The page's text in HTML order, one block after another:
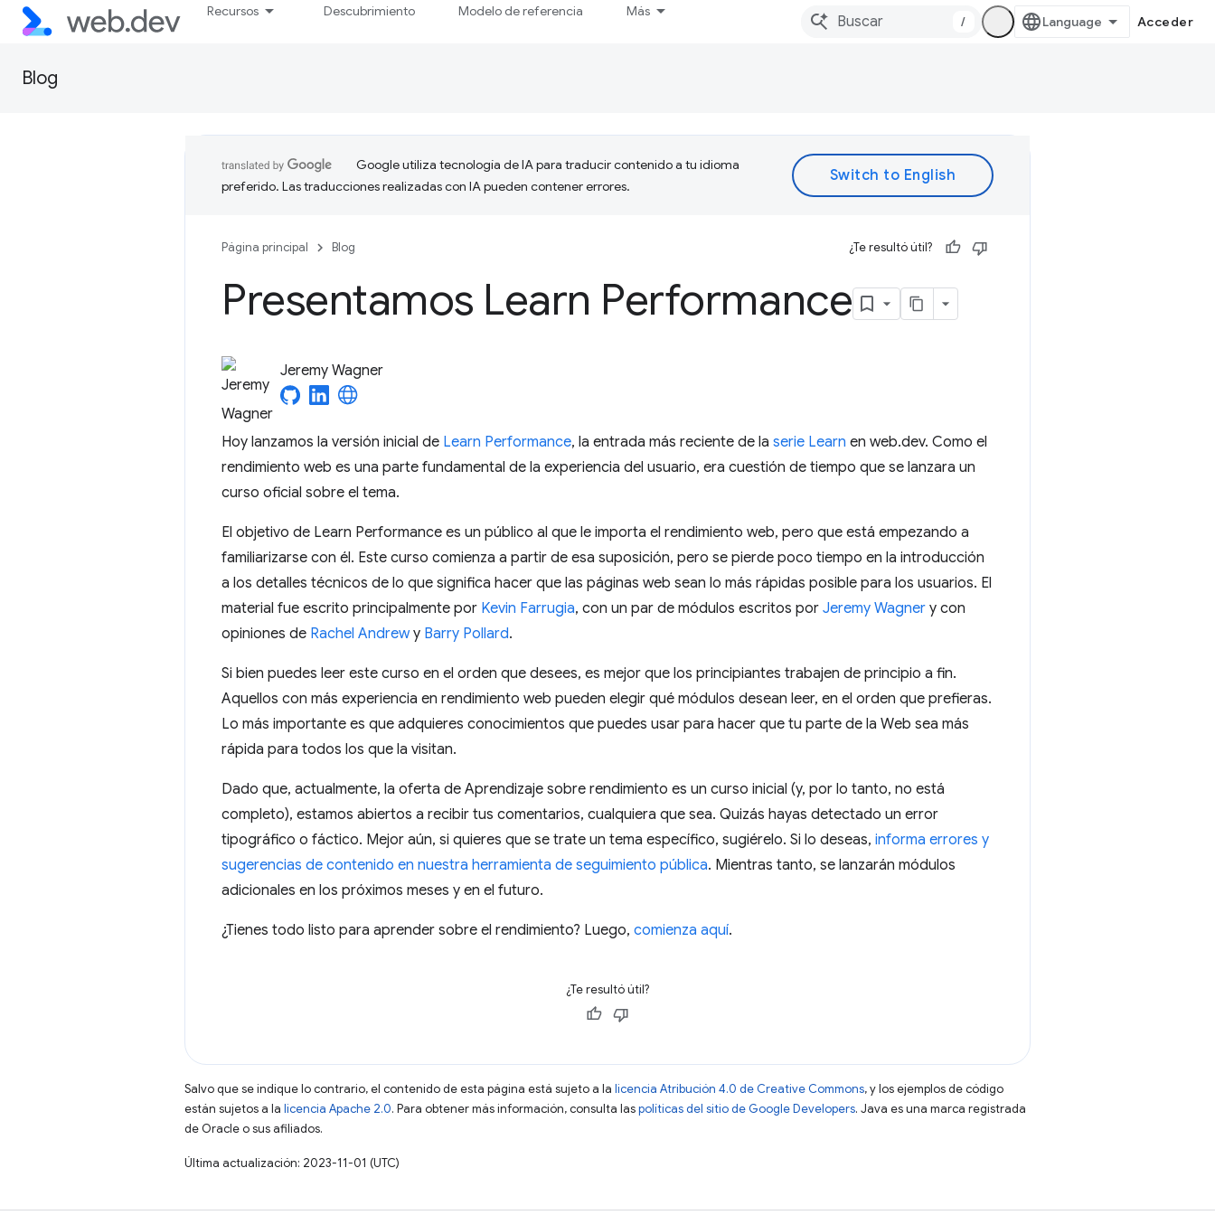
Recursos Descubrimiento Modelo de referencia Más
/ Acceder
Blog
Google utiliza tecnología de IA para traducir contenido a tu idioma
preferido. Las traducciones realizadas con IA pueden contener errores.
Página principal Blog ¿Te resultó útil?
Presentamos Learn Performance
Jeremy Wagner
Hoy lanzamos la versión inicial de Learn Performance, la entrada más reciente de la serie Learn en web.dev. Como el
rendimiento web es una parte fundamental de la experiencia del usuario, era cuestión de tiempo que se lanzara un
curso oficial sobre el tema.
El objetivo de Learn Performance es un público al que le importa el rendimiento web, pero que está empezando a
familiarizarse con él. Este curso comienza a partir de esa suposición, pero se pierde poco tiempo en la introducción
a los detalles técnicos de lo que significa hacer que las páginas web sean lo más rápidas posible para los usuarios. El
material fue escrito principalmente por Kevin Farrugia, con un par de módulos escritos por Jeremy Wagner y con
opiniones de Rachel Andrewy Barry Pollard.
Si bien puedes leer este curso en el orden que desees, es mejor que los principiantes trabajen de principio a fin.
Aquellos con más experiencia en rendimiento web pueden elegir qué módulos desean leer, en el orden que prefieras.
Lo más importante es que adquieres conocimientos que puedes usar para hacer que tu parte de la Web sea más
rápida para todos los que la visitan.
Dado que, actualmente, la oferta de Aprendizaje sobre rendimiento es un curso inicial (y, por lo tanto, no está
completo), estamos abiertos a recibir tus comentarios, cualquiera que sea. Quizás hayas detectado un error
tipográfico o fáctico. Mejor aún, si quieres que se trate un tema específico, sugiérelo. Si lo deseas, informa errores y
sugerencias de contenido en nuestra herramienta de seguimiento pública. Mientras tanto, se lanzarán módulos
adicionales en los próximos meses y en el futuro.
¿Tienes todo listo para aprender sobre el rendimiento? Luego, comienza aquí.
¿Te resultó útil?
Salvo que se indique lo contrario, el contenido de esta página está sujeto a la licencia Atribución 4.0 de Creative Commons, y los ejemplos de código
están sujetos a la licencia Apache 2.0. Para obtener más información, consulta laspolíticas del sitio de Google Developers. Java es una marca registrada
de Oracle o sus afiliados.
Última actualización: 2023-11-01 (UTC)